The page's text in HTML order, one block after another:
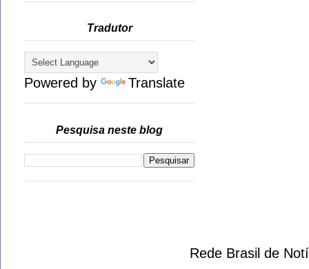
Tradutor
Powered by Translate
Pesquisa neste blog
Rede Brasil de